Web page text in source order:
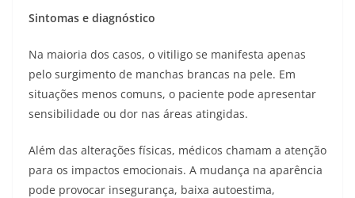
Sintomas e diagnóstico
Na maioria dos casos, o vitiligo se manifesta apenas
pelo surgimento de manchas brancas na pele. Em
situações menos comuns, o paciente pode apresentar
sensibilidade ou dor nas áreas atingidas.
Além das alterações físicas, médicos chamam a atenção
para os impactos emocionais. A mudança na aparência
pode provocar insegurança, baixa autoestima,